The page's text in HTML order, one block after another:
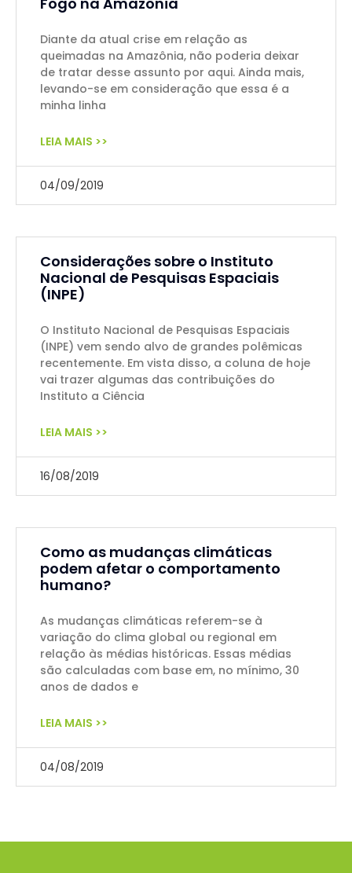
Diante da atual crise em relação as
queimadas na Amazônia, não poderia deixar
de tratar desse assunto por aqui. Ainda mais,
levando-se em consideração que essa é a
minha linha
LEIA MAIS >>
04/09/2019
Considerações sobre o Instituto
Nacional de Pesquisas Espaciais
(INPE)
O Instituto Nacional de Pesquisas Espaciais
(INPE) vem sendo alvo de grandes polêmicas
recentemente. Em vista disso, a coluna de hoje
vai trazer algumas das contribuições do
Instituto a Ciência
LEIA MAIS >>
16/08/2019
Como as mudanças climáticas
podem afetar o comportamento
humano?
As mudanças climáticas referem-se à
variação do clima global ou regional em
relação às médias históricas. Essas médias
são calculadas com base em, no mínimo, 30
anos de dados e
LEIA MAIS >>
04/08/2019